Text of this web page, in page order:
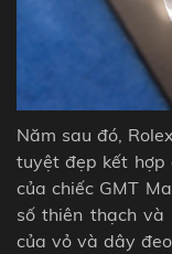
Năm sau đó,
tuyệt đẹp kết hợp
của chiếc GMT
số thiên thạch
của vỏ và dây